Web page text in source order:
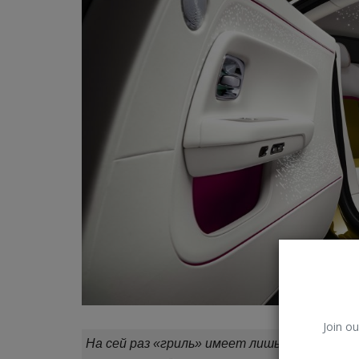
Join
На сей раз «гриль» имеет лишь
использования...
Владимир К. Янв 20, 2023
Разбираемся как использовать кипящей
Вода — уникальное природное явление,...